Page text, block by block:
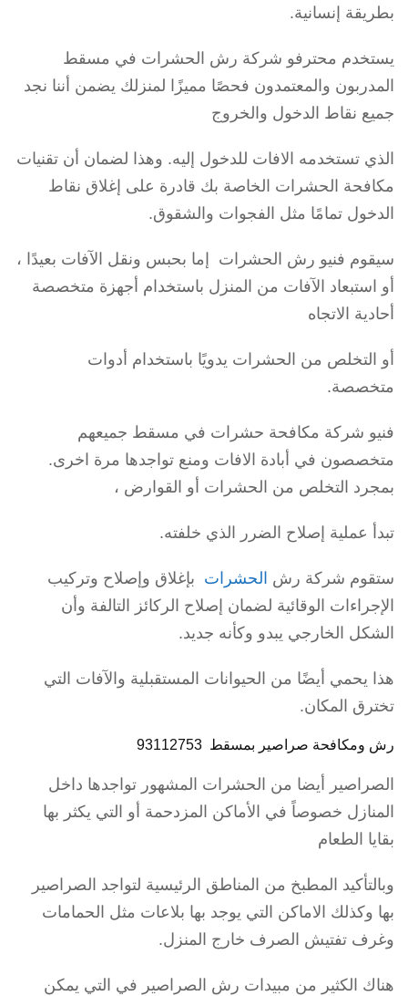
بطريقة إنسانية.
يستخدم محترفو شركة رش الحشرات في مسقط
المدربون والمعتمدون فحصًا مميزًا لمنزلك يضمن أننا نجد
جميع نقاط الدخول والخروج
الذي تستخدمه الافات للدخول إليه. وهذا لضمان أن تقنيات
مكافحة الحشرات الخاصة بك قادرة على إغلاق نقاط
الدخول تمامًا مثل الفجوات والشقوق.
سيقوم فنيو رش الحشرات إما بحبس ونقل الآفات بعيدًا ،
أو استبعاد الآفات من المنزل باستخدام أجهزة متخصصة
أحادية الاتجاه
أو التخلص من الحشرات يدويًا باستخدام أدوات
متخصصة.
فنيو شركة مكافحة حشرات في مسقط جميعهم
متخصصون في أبادة الافات ومنع تواجدها مرة اخرى.
بمجرد التخلص من الحشرات أو القوارض ،
تبدأ عملية إصلاح الضرر الذي خلفته.
ستقوم شركة رش الحشرات بإغلاق وإصلاح وتركيب
الإجراءات الوقائية لضمان إصلاح الركائز التالفة وأن
الشكل الخارجي يبدو وكأنه جديد.
هذا يحمي أيضًا من الحيوانات المستقبلية والآفات التي
تخترق المكان.
رش ومكافحة صراصير بمسقط 93112753
الصراصير أيضا من الحشرات المشهور تواجدها داخل
المنازل خصوصاً في الأماكن المزدحمة أو التي يكثر بها
بقايا الطعام
وبالتأكيد المطبخ من المناطق الرئيسية لتواجد الصراصير
بها وكذلك الاماكن التي يوجد بها بلاعات مثل الحمامات
وغرف تفتيش الصرف خارج المنزل.
هناك الكثير من مبيدات رش الصراصير في التي يمكن